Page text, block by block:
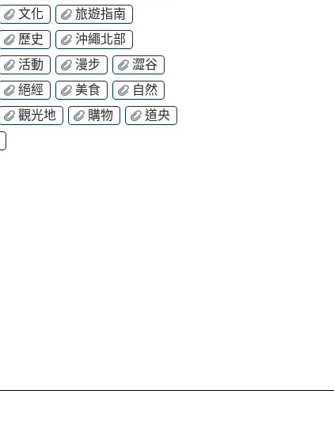
文化
旅遊指南
歷史
沖繩北部
活動 漫步
澀谷
絕經 美食
自然
觀光地 購物
道央